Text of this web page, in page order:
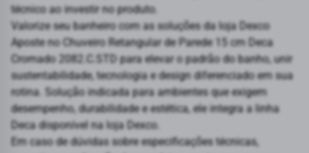
técnico ao investir no produto.
Valorize seu banheiro com as soluções da loja Dexco
Aposte no Chuveiro Retangular de Parede 15 cm Deca
Cromado 2082.C.STD para elevar o padrão do banho, unir
sustentabilidade, tecnologia e design diferenciado em sua
rotina. Solução indicada para ambientes que exigem
desempenho, durabilidade e estética, ele integra a linha
Deca disponível na loja Dexco.
Em caso de dúvidas sobre especificações técnicas,